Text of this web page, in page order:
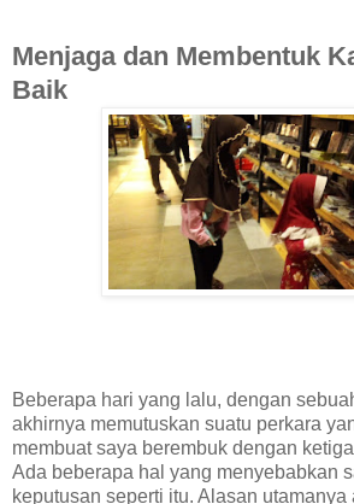
Menjaga dan Membentuk
Baik
Beberapa hari yang lalu, dengan
akhirnya memutuskan suatu perkara
membuat saya berembuk dengan
Ada beberapa hal yang menyebabkan
keputusan seperti itu. Alasan utamanya